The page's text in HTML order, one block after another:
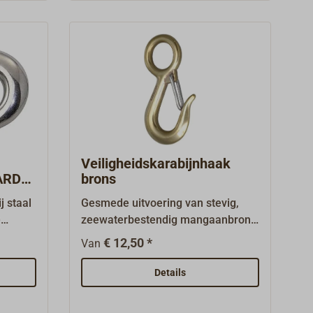
staal
Veiligheidskarabijnhaak
brons
Gesmede uitvoering van stevig,
zeewaterbestendig mangaanbrons.
Beugelklep van roestvrij staal (AISI
Van € 12,50 *
Details